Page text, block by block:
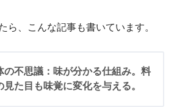
ら、こんな記事も書いています。
の不思議：味が分かる仕組み。料
見た目も味覚に変化を与える。